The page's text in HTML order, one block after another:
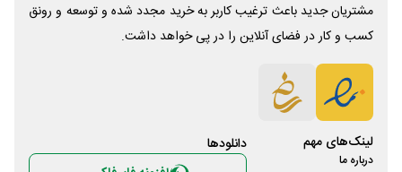
مشتریان جدید باعث ترغیب کاربر به خرید مجدد شده و توسعه و رونق
کسب و کار در فضای آنلاین را در پی خواهد داشت.
لینک‌های مهم
درباره ما
دانلود‌ها